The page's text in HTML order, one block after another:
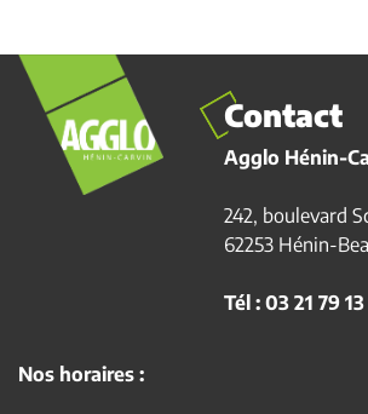
Contact
Agglo Hénin-
242, boulevard
62253 Hénin-
Tél : 03 21 79
Nos horaires :